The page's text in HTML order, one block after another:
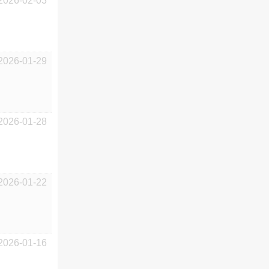
01-29
01-28
01-22
01-16